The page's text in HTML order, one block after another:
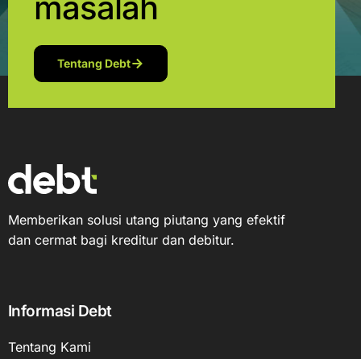
Tentang Debt
Memberikan solusi utang piutang yang efektif
dan cermat bagi kreditur dan debitur.
Informasi Debt
Tentang Kami